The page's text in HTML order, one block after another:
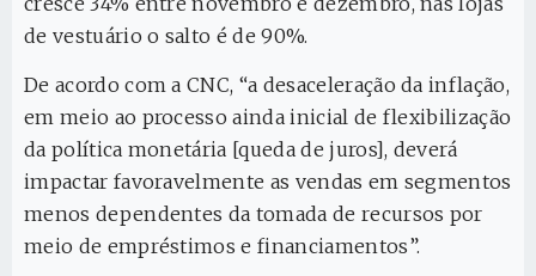
de vestuário o salto é de 90%.
De acordo com a CNC, “a desaceleração da inflação,
em meio ao processo ainda inicial de flexibilização
da política monetária [queda de juros], deverá
impactar favoravelmente as vendas em segmentos
menos dependentes da tomada de recursos por
meio de empréstimos e financiamentos”.